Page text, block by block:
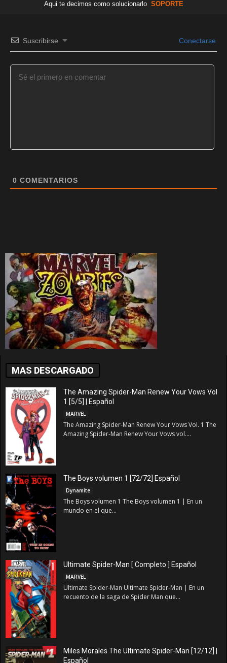
Aqui te decimos como solucionarlo SOPORTE
Suscribirse Conectarse
0 COMENTARIOS
MAS DESCARGADO
The Amazing Spider-Man Renew Your Vows Vol
1 [5/5] | Español
MARVEL
The Amazing Spider-Man Renew Your Vows Vol. 1 The
Amazing Spider-Man Renew Your Vows vol....
The Boys volumen 1 [72/72] Español
Dynamite
The Boys volumen 1 The Boys volumen 1 | En un
mundo en el que...
Ultimate Spider-Man [ Completo ] Español
MARVEL
Ultimate Spider-Man Ultimate Spider-Man | En un
recuento de la saga de Spider Man que...
Miles Morales The Ultimate Spider-Man [12/12] |
Español